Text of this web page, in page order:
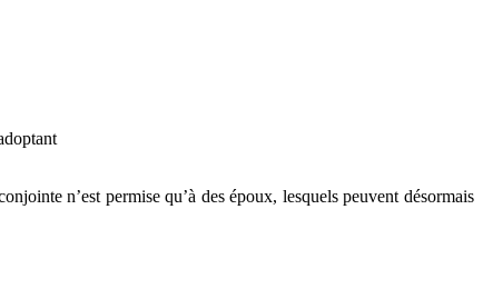
n’est permise qu’à des époux, lesquels peuvent désormais